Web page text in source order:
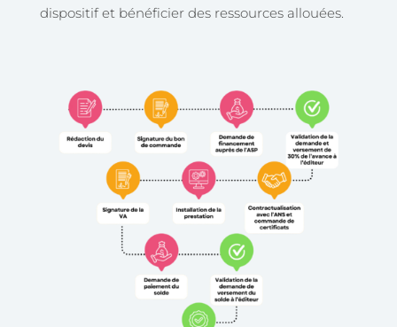
dispositif et bénéficier des ressources allouées.